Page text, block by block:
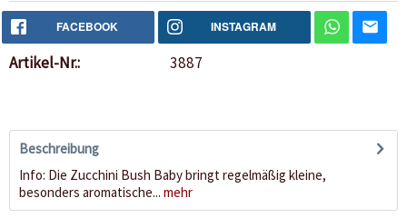
FACEBOOK INSTAGRAM
Artikel-Nr.: 3887
Beschreibung
Info: Die Zucchini Bush Baby bringt regelmäßig kleine,
besonders aromatische... mehr